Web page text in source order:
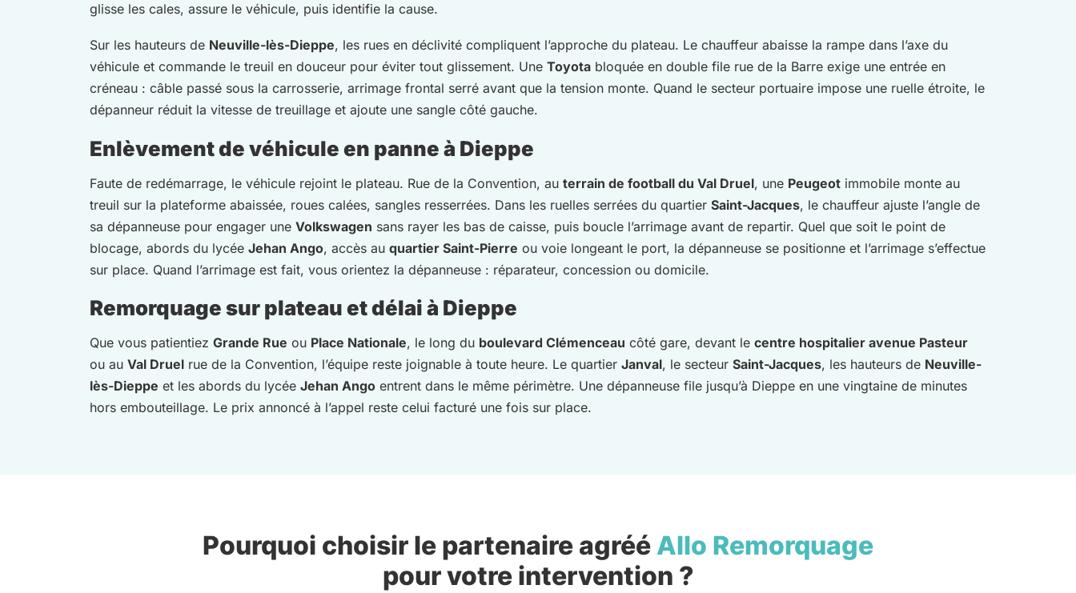
glisse les cales, assure le véhicule, puis identifie la cause.
Sur les hauteurs de Neuville-lès-Dieppe, les rues en déclivité compliquent l’approche du plateau. Le chauffeur abaisse la rampe dans l’axe du
véhicule et commande le treuil en douceur pour éviter tout glissement. Une Toyota bloquée en double file rue de la Barre exige une entrée en
créneau : câble passé sous la carrosserie, arrimage frontal serré avant que la tension monte. Quand le secteur portuaire impose une ruelle étroite, le
dépanneur réduit la vitesse de treuillage et ajoute une sangle côté gauche.
Enlèvement de véhicule en panne à Dieppe
Faute de redémarrage, le véhicule rejoint le plateau. Rue de la Convention, au terrain de football du Val Druel, une Peugeot immobile monte au
treuil sur la plateforme abaissée, roues calées, sangles resserrées. Dans les ruelles serrées du quartier Saint-Jacques, le chauffeur ajuste l’angle de
sa dépanneuse pour engager une Volkswagen sans rayer les bas de caisse, puis boucle l’arrimage avant de repartir. Quel que soit le point de
blocage, abords du lycée Jehan Ango, accès au quartier Saint-Pierre ou voie longeant le port, la dépanneuse se positionne et l’arrimage s’effectue
sur place. Quand l’arrimage est fait, vous orientez la dépanneuse : réparateur, concession ou domicile.
Remorquage sur plateau et délai à Dieppe
Que vous patientiez Grande Rue ou Place Nationale, le long du boulevard Clémenceau côté gare, devant le centre hospitalier avenue Pasteur
ou au Val Druel rue de la Convention, l’équipe reste joignable à toute heure. Le quartier Janval, le secteur Saint-Jacques, les hauteurs de Neuville-
lès-Dieppe et les abords du lycée Jehan Ango entrent dans le même périmètre. Une dépanneuse file jusqu’à Dieppe en une vingtaine de minutes
hors embouteillage. Le prix annoncé à l’appel reste celui facturé une fois sur place.
Pourquoi choisir le partenaire agréé Allo Remorquage
pour votre intervention ?